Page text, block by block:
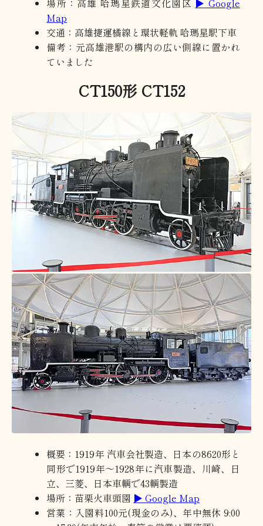
場所：高雄 哈瑪星鉄道文化園区 ▶ Google
Map
交通：高雄捷運橘線と環状軽軌 哈瑪星駅下車
備考：元高雄港駅の構内の広い側線に置かれ
ていました
CT150形 CT152
概要：1919年 汽車会社製造、日本の8620形と
同形で1919年～1928年に汽車製造、川崎、日
立、三菱、日本車輌で43輌製造
場所：苗栗火車頭園 ▶ Google Map
営業：入園料100元(現金のみ)、年中無休 9:00